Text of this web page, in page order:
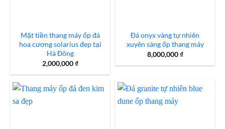
Mặt tiền thang máy ốp đá
hoa cương solarius đep tại
Hà Đông
2,000,000₫
Đá onyx vàng tự nhiên
xuyên sáng ốp thang máy
8,000,000₫